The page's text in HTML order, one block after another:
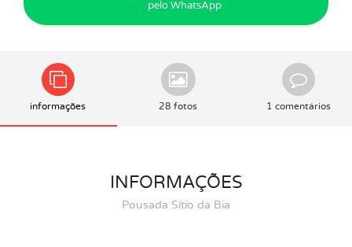
pelo WhatsApp
informações 28 fotos 1 comentários
INFORMAÇÕES
Pousada Sítio da Bia